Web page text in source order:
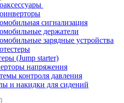
сигнализация
держатели
зарядные устройства
(Jump starter)
напряжения
контроля давления
и накидки для сидений